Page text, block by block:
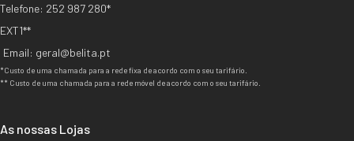
Telefone: 252 987 280*
EXT1**
Email: geral@belita.pt
*Custo de uma chamada para a rede fixa de acordo com o seu tarifário.
** Custo de uma chamada para a rede móvel de acordo com o seu tarifário.
As nossas Lojas